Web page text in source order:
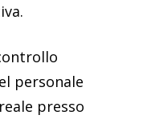
personale
presso